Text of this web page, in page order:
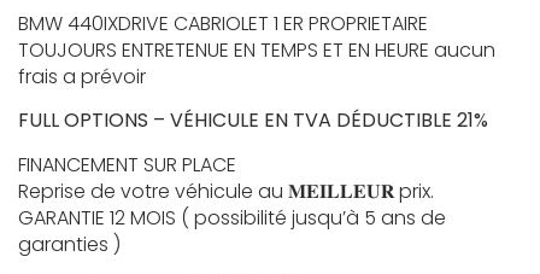
BMW 440IXDRIVE CABRIOLET 1 ER PROPRIETAIRE
TOUJOURS ENTRETENUE EN TEMPS ET EN HEURE aucun
frais a prévoir
FULL OPTIONS – VÉHICULE EN TVA DÉDUCTIBLE 21%
FINANCEMENT SUR PLACE
Reprise de votre véhicule au 𝐌𝐄𝐈𝐋𝐋𝐄𝐔𝐑 prix.
GARANTIE 12 MOIS ( possibilité jusqu’à 5 ans de
garanties )